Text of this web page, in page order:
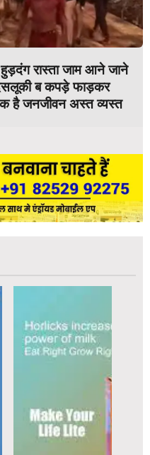
हुड़दंग रास्ता जाम आने जाने
ब कपड़े फाड़कर
है जनजीवन अस्त व्यस्त